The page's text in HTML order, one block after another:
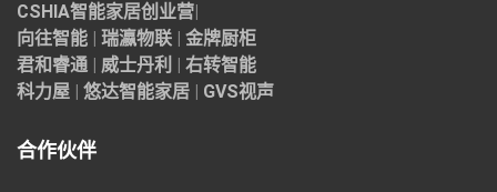
CSHIA智能家居创业营
向往智能
瑞瀛物联
金牌厨柜
君和睿通
威士丹利
右转智能
科力屋
悠达智能家居 GVS视声
合作伙伴